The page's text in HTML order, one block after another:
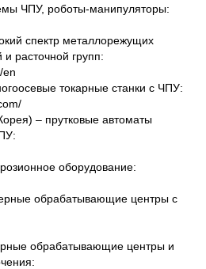
ЧПУ, роботы-манипуляторы:
спектр металлорежущих
расточной групп:
en
токарные станки с ЧПУ:
– прутковые автоматы
оборудование:
обрабатывающие центры с
обрабатывающие центры и